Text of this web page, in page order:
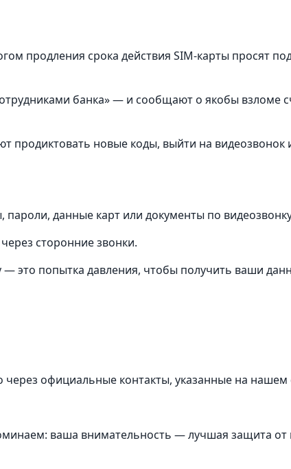
продления срока действия SIM-карты просят
банка» — и сообщают о якобы взломе
продиктовать новые коды, выйти на видеозвонок
данные карт или документы по
сторонние звонки.
это попытка давления, чтобы получить ваши
официальные контакты, указанные на нашем
ваша внимательность — лучшая защита